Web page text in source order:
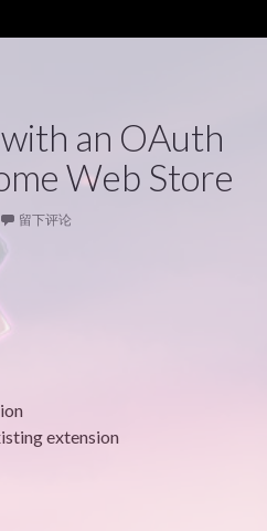
an OAuth
Web Store
留下评论
extension